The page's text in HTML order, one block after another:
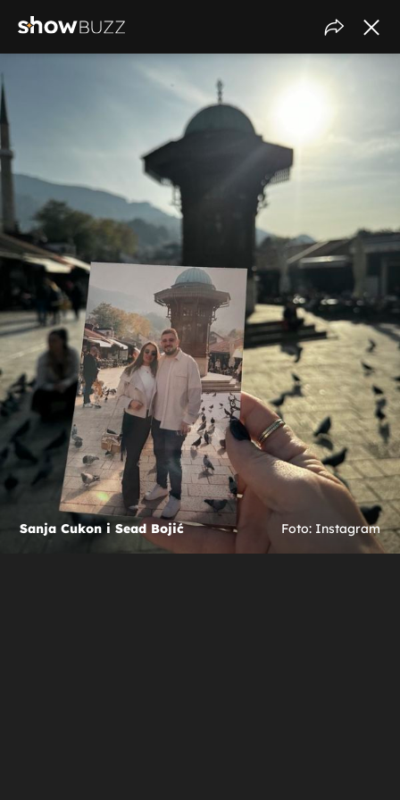
Sanja Cukon i Sead Bojić Foto: Instagram